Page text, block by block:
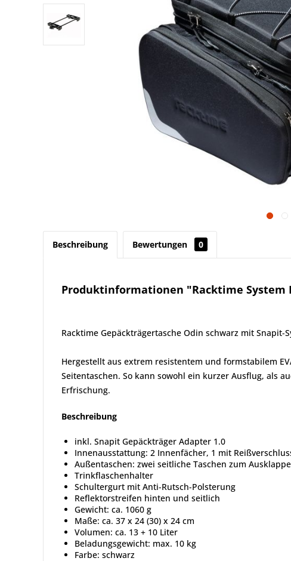
Beschreibung Bewertungen 0
Produktinformationen "Racktime System
Racktime Gepäckträgertasche Odin schwarz mit Snapit-
Hergestellt aus extrem resistentem und formstabilem
Seitentaschen. So kann sowohl ein kurzer Ausflug, als
Erfrischung.
Beschreibung
inkl. Snapit Gepäckträger Adapter 1.0
Innenausstattung: 2 Innenfächer, 1 mit
Außentaschen: zwei seitliche Taschen zum
Trinkflaschenhalter
Schultergurt mit Anti-Rutsch-Polsterung
Reflektorstreifen hinten und seitlich
Gewicht: ca. 1060 g
Maße: ca. 37 x 24 (30) x 24 cm
Volumen: ca. 13 + 10 Liter
Beladungsgewicht: max. 10 kg
Farbe: schwarz